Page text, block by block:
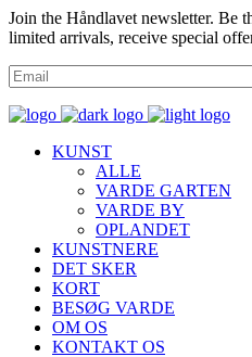
Join the Håndlavet newsletter. Be
limited arrivals, receive special
KUNST
ALLE
VARDE GARTEN
VARDE BY
OPLANDET
KUNSTNERE
DET SKER
KORT
BESØG VARDE
OM OS
KONTAKT OS